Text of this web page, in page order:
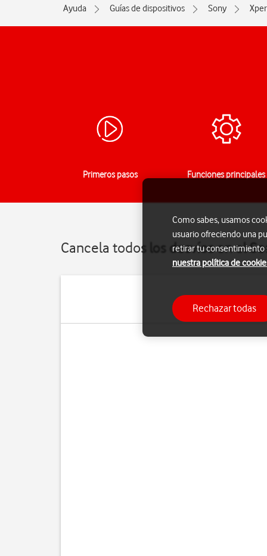
Ayuda Guías de dispositivos Sony
Primeros pasos Funciones principales
Cancela todos los desvíos en el
Si ya no
Como sabes, usamos
usuario ofreciendo una
retirar tu consentimiento
nuestra política de
Rechazar todas